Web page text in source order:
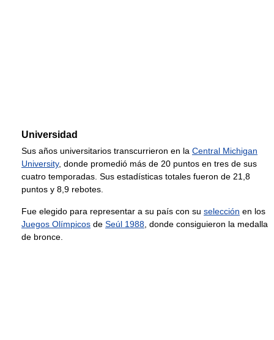
Universidad
Sus años universitarios transcurrieron en la Central Michigan
University, donde promedió más de 20 puntos en tres de sus
cuatro temporadas. Sus estadísticas totales fueron de 21,8
puntos y 8,9 rebotes.
Fue elegido para representar a su país con su selección en los
Juegos Olímpicos de Seúl 1988 , donde consiguieron la medalla
de bronce.